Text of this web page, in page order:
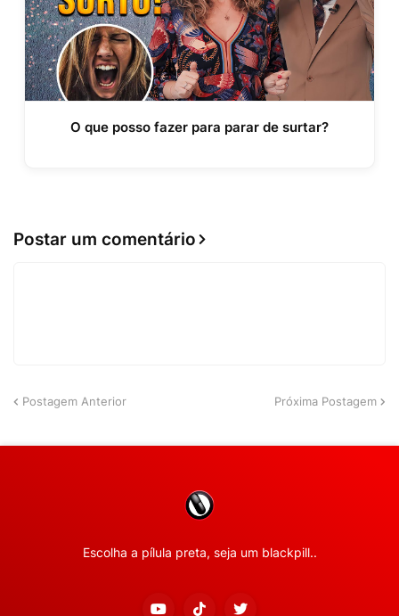
O que posso fazer para parar de surtar?
Postar um comentário
Postagem Anterior Próxima Postagem
Escolha a pílula preta, seja um blackpill..